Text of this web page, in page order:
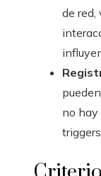
de red,
no hay